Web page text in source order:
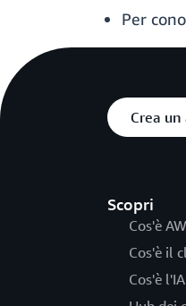
Per
Crea un
Scopri
Cos'è
Cos'è il
Cos'è